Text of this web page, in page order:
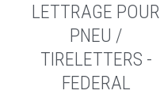
LETTRAGE POUR
PNEU /
TIRELETTERS -
FEDERAL